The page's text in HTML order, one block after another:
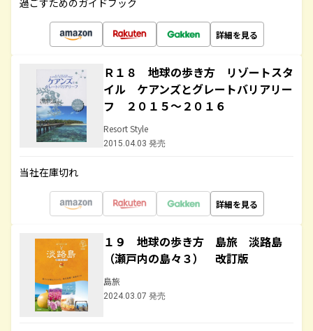
過ごすためのガイドブック
詳細を見る
Ｒ１８ 地球の歩き方 リゾートスタ
イル ケアンズとグレートバリアリー
フ ２０１５～２０１６
Resort Style
2015.04.03 発売
当社在庫切れ
詳細を見る
１９ 地球の歩き方 島旅 淡路島
（瀬戸内の島々３） 改訂版
島旅
2024.03.07 発売